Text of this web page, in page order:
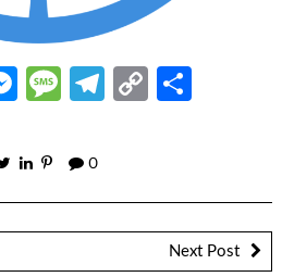
Messenger
Message
Telegram
Copy
0
Next Post